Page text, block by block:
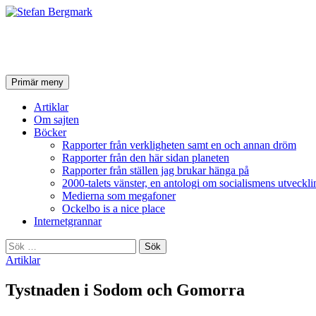
SökPrimär meny Hoppa
till
innehåll
Artiklar
Om sajten
Böcker
Rapporter från verkligheten samt en och annan dröm
Rapporter från den här sidan planeten
Rapporter från ställen jag brukar hänga på
2000-talets vänster, en antologi om socialismens
Medierna som megafoner
Ockelbo is a nice place
Internetgrannar
Sök
efter:
Artiklar
Tystnaden i Sodom och Gomorra